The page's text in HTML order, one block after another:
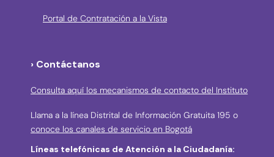
Portal de Contratación a la Vista
› Contáctanos
Consulta aquí los mecanismos de contacto del Instituto
Llama a la línea Distrital de Información Gratuita 195 o
conoce los canales de servicio en Bogotá
Líneas telefónicas de Atención a la Ciudadanía: